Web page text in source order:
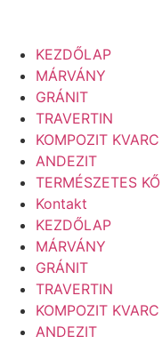
KEZDŐLAP
MÁRVÁNY
GRÁNIT
TRAVERTIN
KOMPOZIT KVARC
ANDEZIT
TERMÉSZETES KŐ
Kontakt
KEZDŐLAP
MÁRVÁNY
GRÁNIT
TRAVERTIN
KOMPOZIT KVARC
ANDEZIT